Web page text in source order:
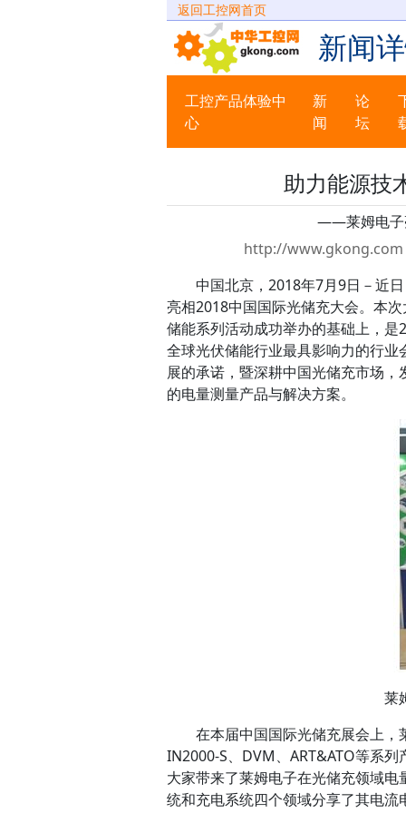
返回工控网首页
新闻
工控产品体验中
心
新
闻
论
坛
助力能源技
——莱姆电子
http://www.gkong.com
中国北京，2018年7月9日－近
亮相2018中国国际光储充大会。本
储能系列活动成功举办的基础上，
全球光伏储能行业最具影响力的行
展的承诺，暨深耕中国光储充市场
的电量测量产品与解决方案。
莱
在本届中国国际光储充展会上，
IN2000-S、DVM、ART&ATO等系
大家带来了莱姆电子在光储充领域
统和充电系统四个领域分享了其电